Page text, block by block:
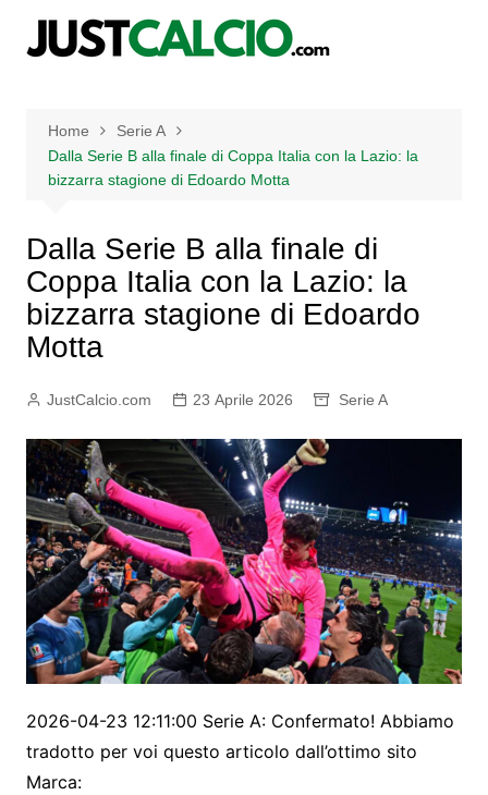
Home
Serie A
Dalla Serie B alla finale di Coppa Italia con la Lazio: la
bizzarra stagione di Edoardo Motta
Dalla Serie B alla finale di
Coppa Italia con la Lazio: la
bizzarra stagione di Edoardo
Motta
JustCalcio.com 23 Aprile 2026 Serie A
2026-04-23 12:11:00 Serie A: Confermato! Abbiamo
tradotto per voi questo articolo dall’ottimo sito
Marca: